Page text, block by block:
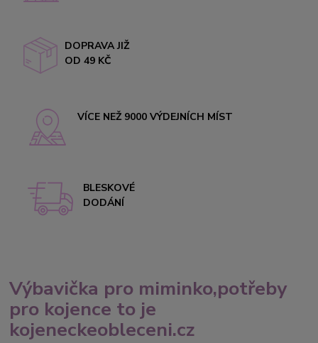
DOPRAVA JIŽ
OD 49 KČ
VÍCE NEŽ 9000 VÝDEJNÍCH MÍST
BLESKOVÉ
DODÁNÍ
Výbavička pro miminko,potřeby
pro kojence to je
kojeneckeobleceni.cz